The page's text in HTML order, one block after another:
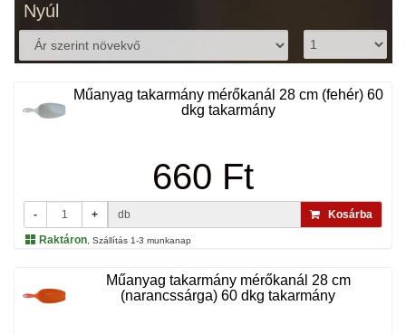
Nyúl
Műanyag takarmány mérőkanál 28 cm (fehér) 60
dkg takarmány
660 Ft
- + db
Kosárba
Raktáron , Szállítás 1-3 munkanap
Műanyag takarmány mérőkanál 28 cm
(narancssárga) 60 dkg takarmány